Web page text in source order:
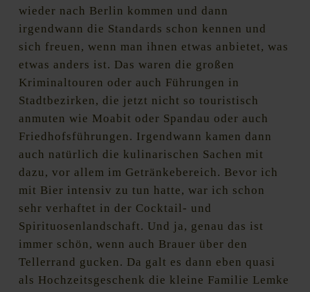
wieder nach Berlin kommen und dann
irgendwann die Standards schon kennen und
sich freuen, wenn man ihnen etwas anbietet, was
etwas anders ist. Das waren die großen
Kriminaltouren oder auch Führungen in
Stadtbezirken, die jetzt nicht so touristisch
anmuten wie Moabit oder Spandau oder auch
Friedhofsführungen. Irgendwann kamen dann
auch natürlich die kulinarischen Sachen mit
dazu, vor allem im Getränkebereich. Bevor ich
mit Bier intensiv zu tun hatte, war ich schon
sehr verhaftet in der Cocktail- und
Spirituosenlandschaft. Und ja, genau das ist
immer schön, wenn auch Brauer über den
Tellerrand gucken. Da galt es dann eben quasi
als Hochzeitsgeschenk die kleine Familie Lemke